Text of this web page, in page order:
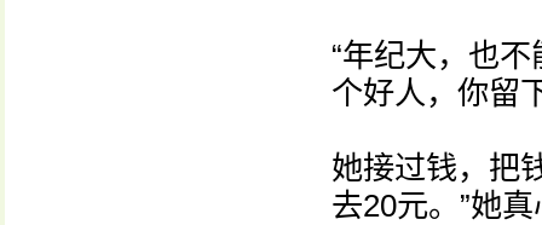
“年纪大，也
个好人，你留
她接过钱，把
去20元。”她